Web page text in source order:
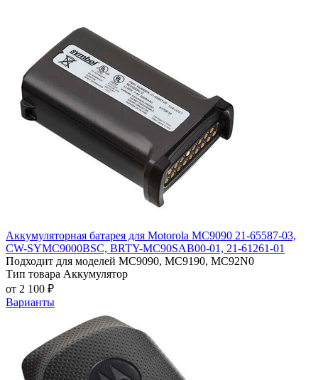
Аккумуляторная батарея для Motorola MC9090 21-65587-03,
CW-SYMC9000BSC, BRTY-MC90SAB00-01, 21-61261-01
Подходит для моделей MC9090, MC9190, MC92N0
Тип товара Аккумулятор
от 2 100 ₽
Варианты